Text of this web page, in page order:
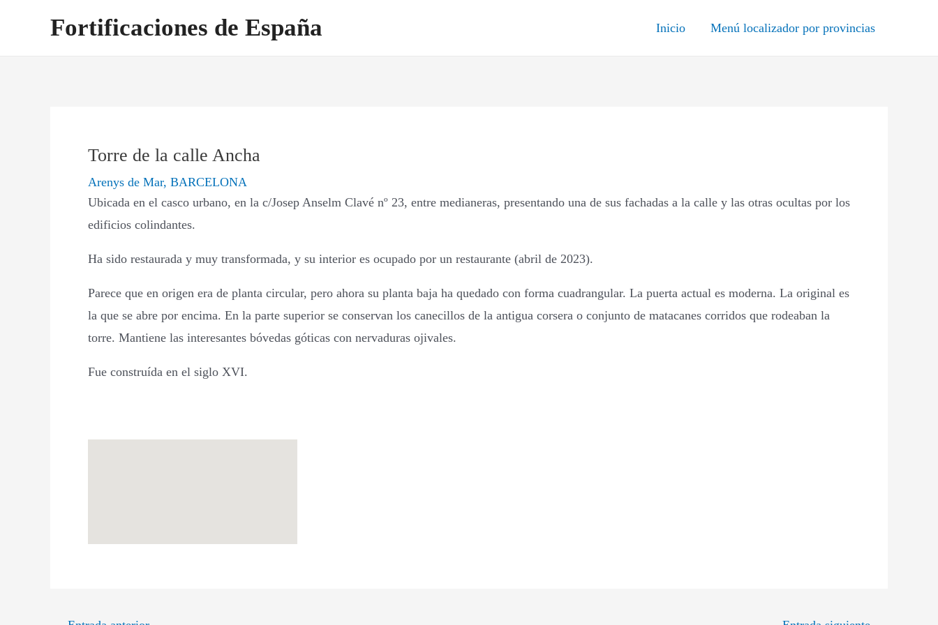
Fortificaciones de España Inicio Menú localizador por provincias
Torre de la calle Ancha
Arenys de Mar, BARCELONA
Ubicada en el casco urbano, en la c/Josep Anselm Clavé nº 23, entre medianeras, presentando una de sus fachadas a la calle y las otras ocultas por los
edificios colindantes.
Ha sido restaurada y muy transformada, y su interior es ocupado por un restaurante (abril de 2023).
Parece que en origen era de planta circular, pero ahora su planta baja ha quedado con forma cuadrangular. La puerta actual es moderna. La original es
la que se abre por encima. En la parte superior se conservan los canecillos de la antigua corsera o conjunto de matacanes corridos que rodeaban la
torre. Mantiene las interesantes bóvedas góticas con nervaduras ojivales.
Fue construída en el siglo XVI.
de